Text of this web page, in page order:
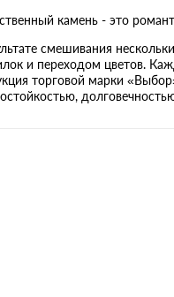
камень - это
смешивания
и переходом цветов.
торговой марки